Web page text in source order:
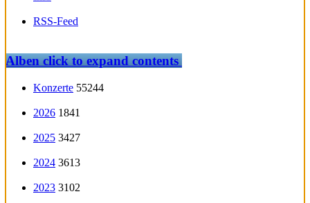
RSS-Feed
Albenclick to expand contents
Konzerte 55244
2026 1841
2025 3427
2024 3613
2023 3102